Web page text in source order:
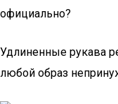
официально?
Удлиненные рукава
любой образ